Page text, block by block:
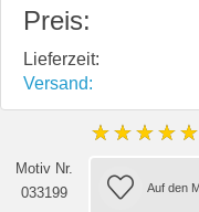
Preis:
Lieferzeit:
Versand:
★★★★★
Motiv Nr.
033199